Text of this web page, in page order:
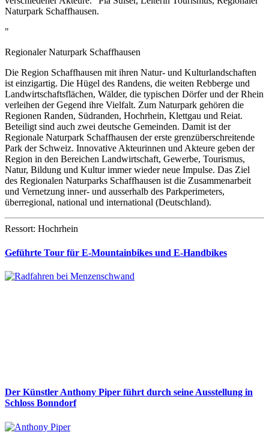
Naturpark Schaffhausen.
"
Regionaler Naturpark Schaffhausen
Die Region Schaffhausen mit ihren Natur- und Kulturlandschaften
ist einzigartig. Die Hügel des Randens, die weiten Rebberge und
Landwirtschaftsflächen, Wälder, die typischen Dörfer und der Rhein
verleihen der Gegend ihre Vielfalt. Zum Naturpark gehören die
Regionen Randen, Südranden, Hochrhein, Klettgau und Reiat.
Beteiligt sind auch zwei deutsche Gemeinden. Damit ist der
Regionale Naturpark Schaffhausen der erste grenzüberschreitende
Park der Schweiz. Innovative Akteurinnen und Akteure geben der
Region in den Bereichen Landwirtschaft, Gewerbe, Tourismus,
Natur, Bildung und Kultur immer wieder neue Impulse. Das Ziel
des Regionalen Naturparks Schaffhausen ist die Zusammenarbeit
und Vernetzung inner- und ausserhalb des Parkperimeters,
überregional, national und international (Deutschland).
Ressort: Hochrhein
Geführte Tour für E-Mountainbikes und E-Handbikes
Der Künstler Anthony Piper führt durch seine Ausstellung in
Schloss Bonndorf